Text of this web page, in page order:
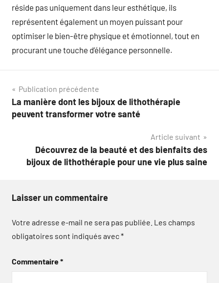
réside pas uniquement dans leur esthétique, ils
représentent également un moyen puissant pour
optimiser le bien-être physique et émotionnel, tout en
procurant une touche d’élégance personnelle.
Navigation
de
Publication précédente
La manière dont les bijoux de lithothérapie
peuvent transformer votre santé
Article suivant
Découvrez de la beauté et des bienfaits des
bijoux de lithothérapie pour une vie plus saine
Laisser un commentaire
Votre adresse e-mail ne sera pas publiée. Les champs
obligatoires sont indiqués avec*
Commentaire*